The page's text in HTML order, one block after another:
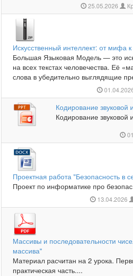
25.05.2026
Искусственный интеллект: от мифа
Большая Языковая Модель — это
на всех текстах человечества. Её
слова в убедительно выглядящие
Кодирование
Кодирование
Проектная работа "Безопасность в
Проект по информатике про
13.04.2026
Массивы и последовательности
массива"
Материал расчитан на 2 урока.
практическая часть....